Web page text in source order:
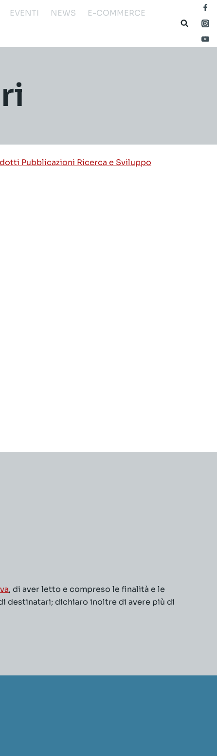
EVENTI NEWS
E-COMMERCE
Pubblicazioni Ricerca e Sviluppo
, di aver letto e compreso le finalità e le
destinatari; dichiaro inoltre di avere più di